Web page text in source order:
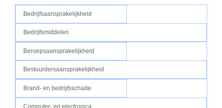
Bedrijfsaansprakelijkheid
Bedrijfsmiddelen
Beroepsaansprakelijkheid
Bestuurdersaansprakelijkheid
Brand- en bedrijfsschade
Computer- en electronica